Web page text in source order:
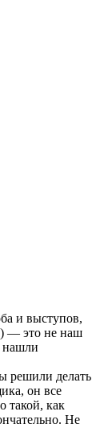
и выступов,
— это не наш
нашли
решили делать
он все
такой, как
Не